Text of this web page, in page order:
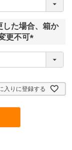
必
)
た場合、箱か
更不可
(
)
入りに登録する